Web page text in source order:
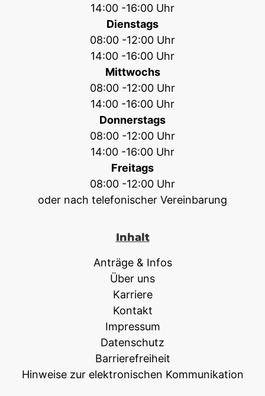
14:00 -16:00 Uhr
Dienstags
08:00 -12:00 Uhr
14:00 -16:00 Uhr
Mittwochs
08:00 -12:00 Uhr
14:00 -16:00 Uhr
Donnerstags
08:00 -12:00 Uhr
14:00 -16:00 Uhr
Freitags
08:00 -12:00 Uhr
oder nach telefonischer Vereinbarung
Inhalt
Anträge & Infos
Über uns
Karriere
Kontakt
Impressum
Datenschutz
Barrierefreiheit
Hinweise zur elektronischen Kommunikation